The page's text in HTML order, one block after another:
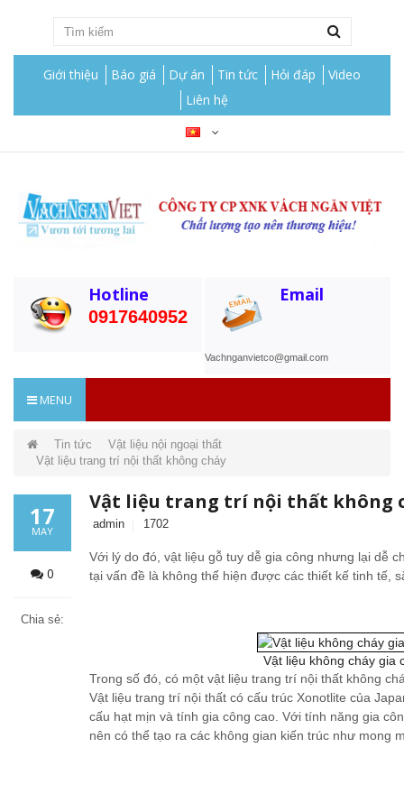
Giới thiệu Báo giá Dự án Tin tức Hỏi đáp
Video
Liên hệ
Hotline
0917640952
Email
Vachnganvietco@gmail.com
MENU
Tin tức
Vật liệu nội ngoại thất
Vật liệu trang trí nội thất không cháy
17
MAY
0
Chia sẻ:
Vật liệu trang trí nội thất không
admin 1702
Với lý do đó, vật liệu gỗ tuy dễ gia công nhưng lại dễ
tại vấn đề là không thể hiện được các thiết kế tinh tế,
Vật liệu không cháy gia
Trong số đó, có một vật liệu trang trí nội thất không
Vật liệu trang trí nội thất có cấu trúc Xonotlite của
cấu hạt mịn và tính gia công cao. Với tính năng gia
nên có thể tạo ra các không gian kiến trúc như mong